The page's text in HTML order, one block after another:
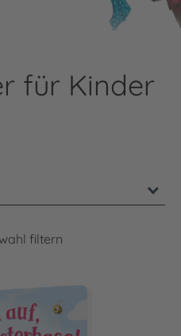
für Kinder
filtern